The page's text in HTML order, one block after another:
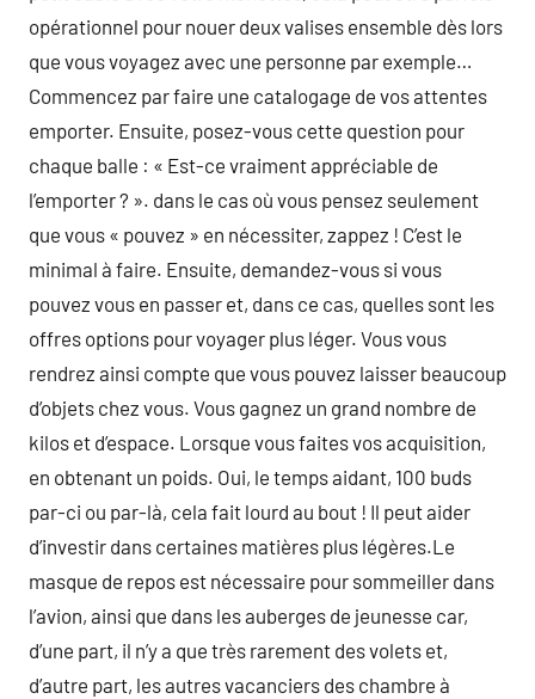
opérationnel pour nouer deux valises ensemble dès lors
que vous voyagez avec une personne par exemple…
Commencez par faire une catalogage de vos attentes
emporter. Ensuite, posez-vous cette question pour
chaque balle : « Est-ce vraiment appréciable de
l’emporter ? ». dans le cas où vous pensez seulement
que vous « pouvez » en nécessiter, zappez ! C’est le
minimal à faire. Ensuite, demandez-vous si vous
pouvez vous en passer et, dans ce cas, quelles sont les
offres options pour voyager plus léger. Vous vous
rendrez ainsi compte que vous pouvez laisser beaucoup
d’objets chez vous. Vous gagnez un grand nombre de
kilos et d’espace. Lorsque vous faites vos acquisition,
en obtenant un poids. Oui, le temps aidant, 100 buds
par-ci ou par-là, cela fait lourd au bout ! Il peut aider
d’investir dans certaines matières plus légères.Le
masque de repos est nécessaire pour sommeiller dans
l’avion, ainsi que dans les auberges de jeunesse car,
d’une part, il n’y a que très rarement des volets et,
d’autre part, les autres vacanciers des chambre à